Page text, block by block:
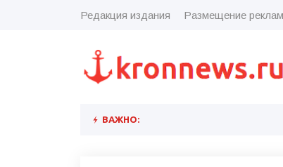
Редакция издания Размещение
ВАЖНО: